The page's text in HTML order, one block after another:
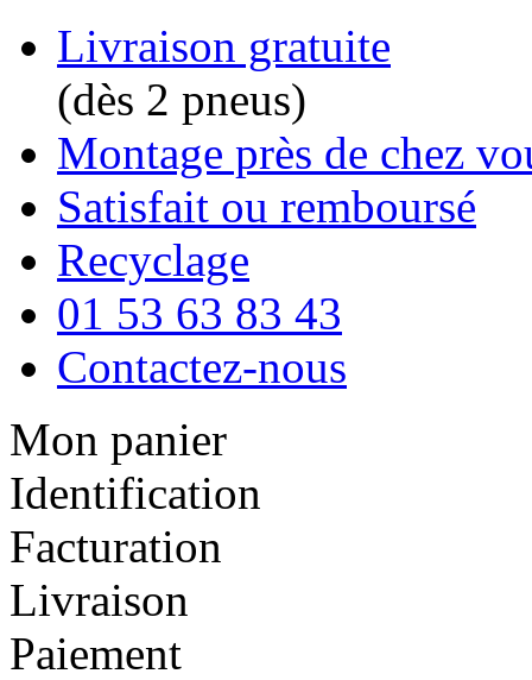
Livraison gratuite
(dès 2 pneus)
Montage près de chez
Satisfait ou remboursé
Recyclage
01 53 63 83 43
Contactez-nous
Mon panier
Identification
Facturation
Livraison
Paiement